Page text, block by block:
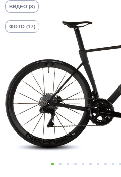
ВИДЕО (3)
ФОТО (17)
График платежей
Добавляйте товары
в корзину
Оплачивайте сегодня
25% картой любого